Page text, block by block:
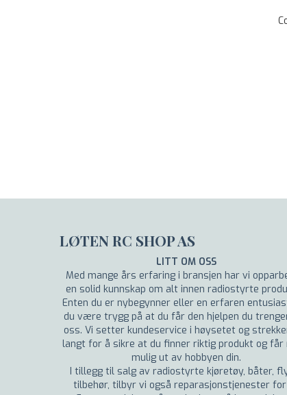
LØTEN RC SHOP AS
LITT OM OSS
Med mange års erfaring i bransjen har vi
en solid kunnskap om alt innen radiostyrte
Enten du er nybegynner eller en erfaren
du være trygg på at du får den hjelpen du
oss. Vi setter kundeservice i høysetet og
langt for å sikre at du finner riktig produkt og får
mulig ut av hobbyen din.
I tillegg til salg av radiostyrte kjøretøy, båter,
tilbehør, tilbyr vi også reparasjonstjenester